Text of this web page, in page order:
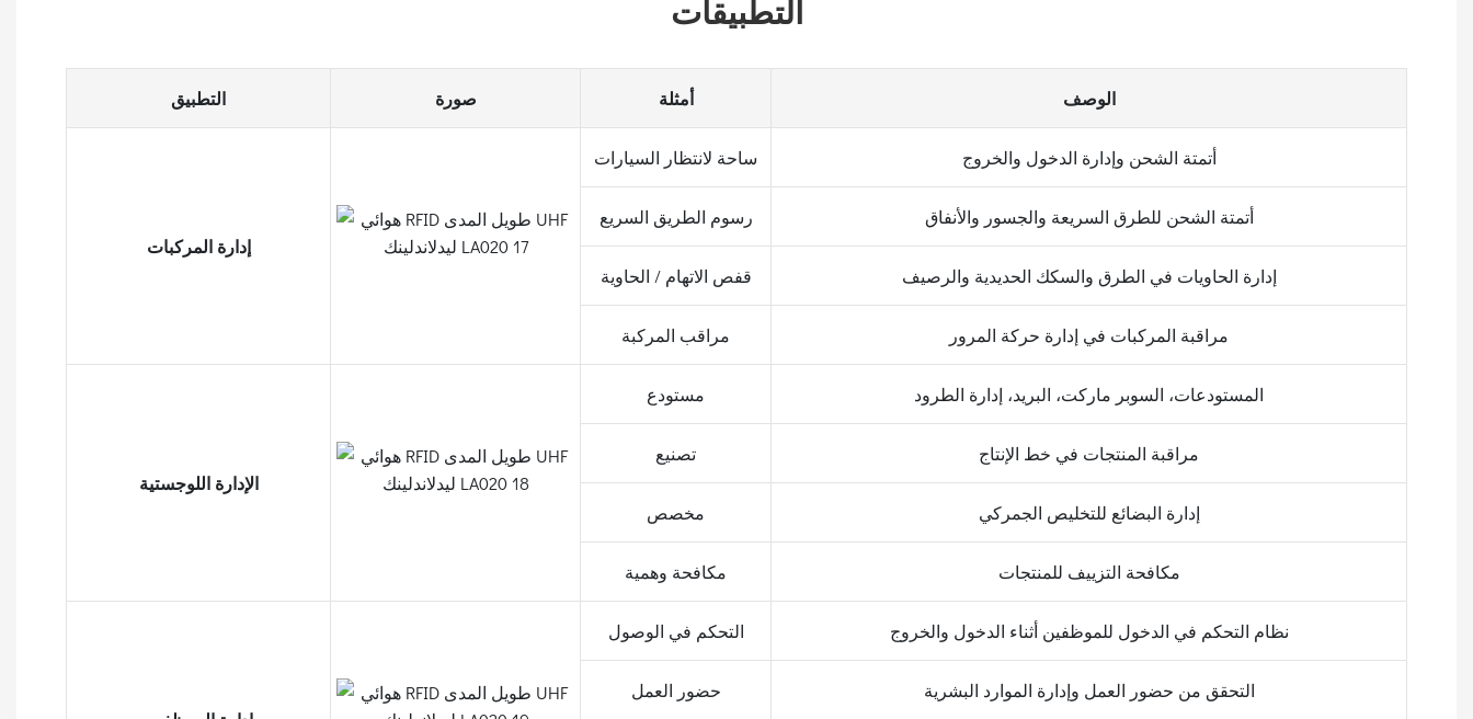
التطبيقات
التطبيق صورة أمثلة الوصف
إدارة المركبات
ساحة لانتظار السيارات أتمتة الشحن وإدارة الدخول والخروج
رسوم الطريق السريع أتمتة الشحن للطرق السريعة والجسور والأنفاق
قفص الاتهام / الحاوية إدارة الحاويات في الطرق والسكك الحديدية والرصيف
مراقب المركبة مراقبة المركبات في إدارة حركة المرور
الإدارة اللوجستية
مستودع المستودعات، السوبر ماركت، البريد، إدارة الطرود
تصنيع مراقبة المنتجات في خط الإنتاج
مخصص إدارة البضائع للتخليص الجمركي
مكافحة وهمية مكافحة التزييف للمنتجات
التحكم في الوصول نظام التحكم في الدخول للموظفين أثناء الدخول والخروج
حضور العمل التحقق من حضور العمل وإدارة الموارد البشرية